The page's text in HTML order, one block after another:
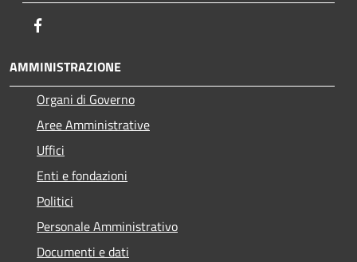
AMMINISTRAZIONE
Organi di Governo
Aree Amministrative
Uffici
Enti e fondazioni
Politici
Personale Amministrativo
Documenti e dati